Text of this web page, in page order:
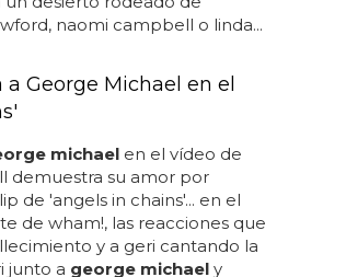
naomi campbell o linda...
George Michael en el
michaelen el vídeo de
demuestra su amor por
de 'angels in chains'... en el
de wham!, las reacciones que
y a geri cantando la
junto a george michaely